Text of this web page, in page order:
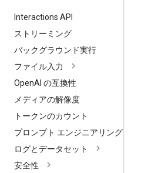
Interactions API
ストリーミング
バックグラウンド実行
ファイル入力
OpenAI の互換性
メディアの解像度
トークンのカウント
プロンプト エンジニアリング
ログとデータセット
安全性